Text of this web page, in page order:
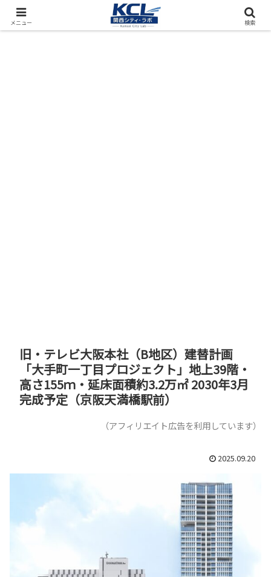
都市再開発をフィールド調査（累計アクセス数4000万PV）
旧・テレビ大阪本社（B地区）建替計画
「大手町一丁目プロジェクト」地上39階・
高さ155ｍ・延床面積約3.2万㎡ 2030年3月
完成予定（京阪天満橋駅前）
（アフィリエイト広告を利用しています）
2025.09.20
メニュー 検索